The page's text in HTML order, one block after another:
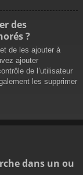
des
?
de les ajouter à
ajouter
de l’utilisateur
les supprimer
dans un ou